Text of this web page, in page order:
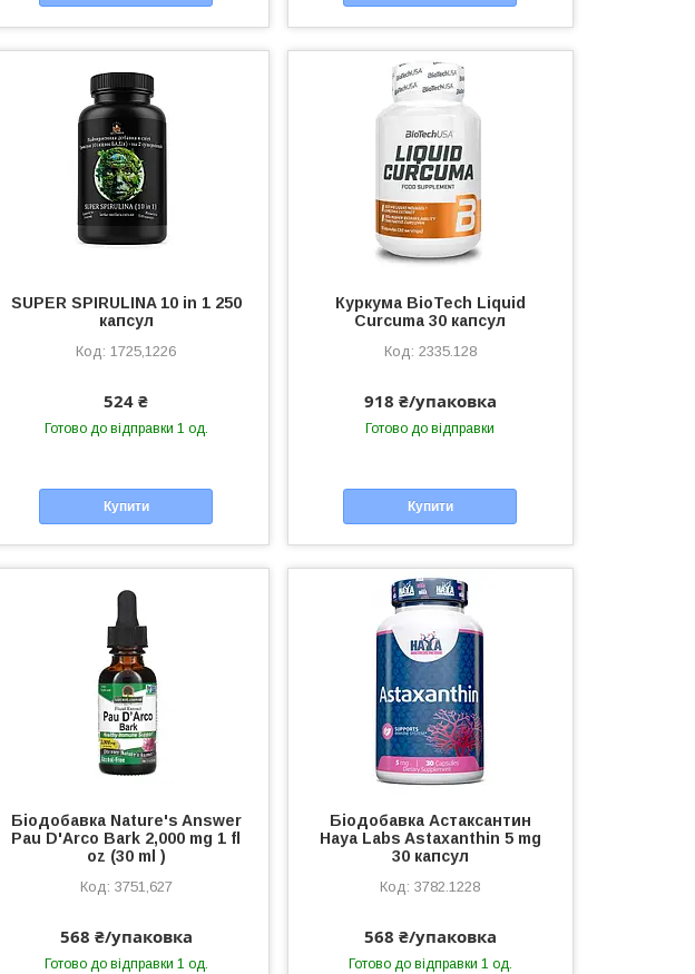
SUPER SPIRULINA 10 in 1 250
капсул
1725,1226
524 ₴
Готово до відправки 1 од.
Купити
Куркума BioTech Liquid
Curcuma 30 капсул
2335.128
918 ₴/упаковка
Готово до відправки
Купити
Біодобавка Nature's Answer
Pau D'Arco Bark 2,000 mg 1 fl
oz (30 ml )
3751,627
568 ₴/упаковка
Готово до відправки 1 од.
Біодобавка Астаксантин
Haya Labs Astaxanthin 5 mg
30 капсул
3782.1228
568 ₴/упаковка
Готово до відправки 1 од.